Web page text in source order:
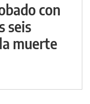
con
seis
muerte